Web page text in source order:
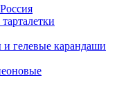
гелевые карандаши